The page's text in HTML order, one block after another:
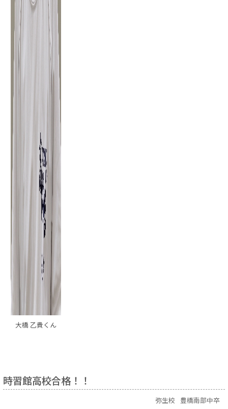
大橋 乙貴くん
時習館高校合格！！
弥生校 豊橋南部中卒